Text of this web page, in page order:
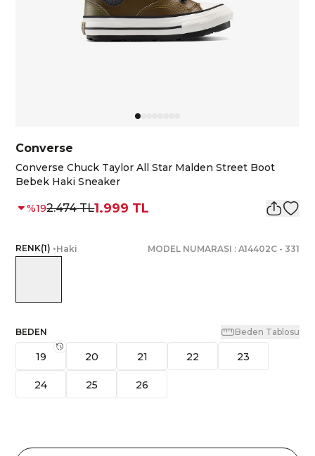
Converse
Converse Chuck Taylor All Star Malden Street Boot
Bebek Haki Sneaker
%192.474 TL1.999 TL
RENK(1) •Haki MODEL NUMARASI : A14402C- 331
BEDEN Beden Tablosu
19 20 21 22 23
24 25 26